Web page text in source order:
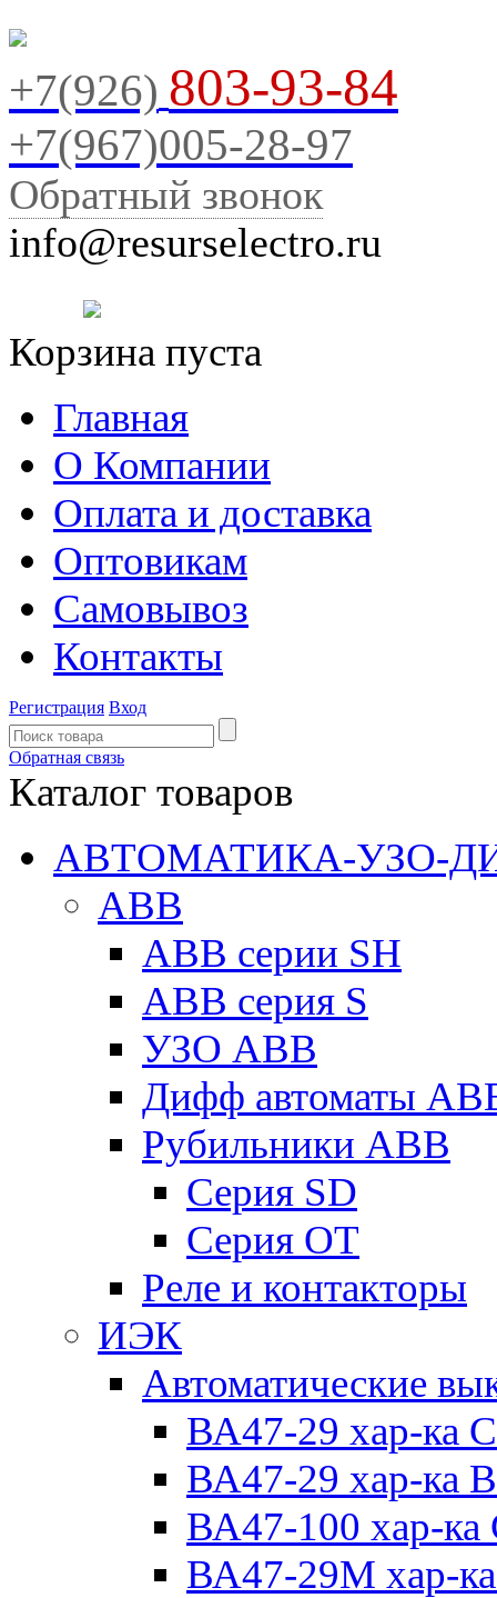
+7(926) 803-93-84
+7(967)005-28-97
Обратный звонок
info@resurselectro.ru
Корзина пуста
Главная
О Компании
Оплата и доставка
Оптовикам
Самовывоз
Контакты
Регистрация Вход
Обратная связь
Каталог товаров
АВТОМАТИКА-УЗО-
ABB
ABB серии SH
ABB серия S
УЗО ABB
Дифф автоматы
Рубильники ABB
Серия SD
Серия ОТ
Реле и контакторы
ИЭК
Автоматические
ВА47-29 хар-ка C
ВА47-29 хар-ка B
ВА47-100 хар-ка
ВА47-29M хар-